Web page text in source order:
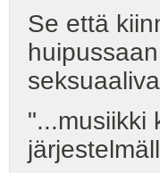
Se että
"...musiikki